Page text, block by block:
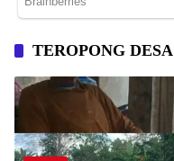
TEROPONG DESA